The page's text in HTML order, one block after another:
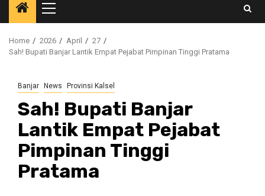
Primary
Menu
Home 2026 April
27
Sah! Bupati Banjar Lantik Empat Pejabat Pimpinan Tinggi Pratama
Banjar News Provinsi Kalsel
Sah! Bupati Banjar
Lantik Empat Pejabat
Pimpinan Tinggi
Pratama